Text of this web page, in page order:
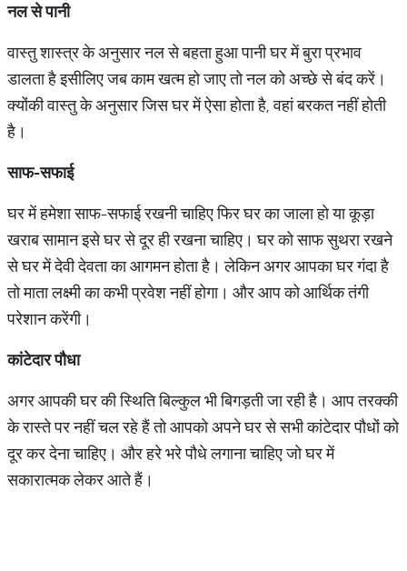
नलसेपानी
वास्तु शास्त्र के अनुसार नल से बहता हुआ पानी घर में बुरा प्रभाव
डालता है इसीलिए जब काम खत्म हो जाए तो नल को अच्छे से बंद करें।
क्योंकी वास्तु के अनुसार जिस घर में ऐसा होता है, वहां बरकत नहीं होती
है।
साफ-सफाई
घर में हमेशा साफ-सफाई रखनी चाहिए फिर घर का जाला हो या कूड़ा
खराब सामान इसे घर से दूर ही रखना चाहिए। घर को साफ सुथरा रखने
से घर में देवी देवता का आगमन होता है। लेकिन अगर आपका घर गंदा है
तो माता लक्ष्मी का कभी प्रवेश नहीं होगा। और आप को आर्थिक तंगी
परेशान करेंगी।
कांटेदारपौधा
अगर आपकी घर की स्थिति बिल्कुल भी बिगड़ती जा रही है। आप तरक्की
के रास्ते पर नहीं चल रहे हैं तो आपको अपने घर से सभी कांटेदार पौधों को
दूर कर देना चाहिए। और हरे भरे पौधे लगाना चाहिए जो घर में
सकारात्मक लेकर आते हैं।